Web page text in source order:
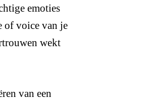
emoties
of voice van je
wekt
van een